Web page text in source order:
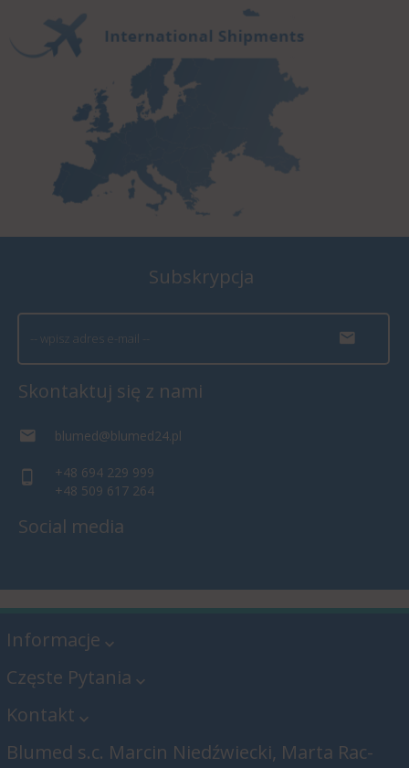
Subskrypcja
Skontaktuj się z nami
blumed@blumed24.pl
+48 694 229 999
+48 509 617 264
Social media
Informacje
Częste Pytania
Kontakt
Blumed s.c. Marcin Niedźwiecki, Marta Rac-